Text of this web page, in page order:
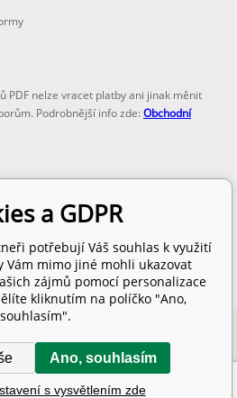
PDF nelze vracet platby ani jinak měnit
Podrobnější info zde:Obchodní
pronájem eshopůBINARGON.cz
a GDPR
potřebují Váš souhlas k využití
Vám mimo jiné mohli ukazovat
zájmů pomocí personalizace
kliknutím na políčko "Ano,
souhlasím".
Ano, souhlasím
s vysvětlením zde